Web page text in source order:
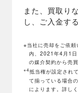
また、買取り
し、ご入金す
※当社に売却をご依
内、2021年4月1
の媒介契約から売
※4抵当権が設定され
て揃っている場合
によります。詳し